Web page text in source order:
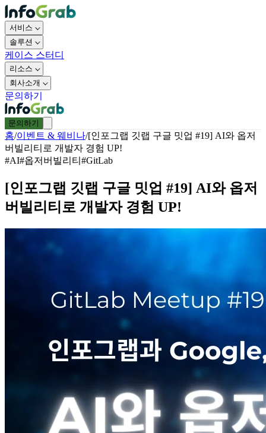
서비스
솔루션
케이스 스터디
리소스
회사소개
문의하기
문의하기
홈/이벤트 & 웨비나/[인포그랩 깃랩 구글 밋업 #19] AI와 옵저
버빌리티로 개발자 경험 UP!
#AI#옵저버빌리티 #GitLab
[인포그랩 깃랩 구글 밋업 #19] AI와 옵저
버빌리티로 개발자 경험 UP!